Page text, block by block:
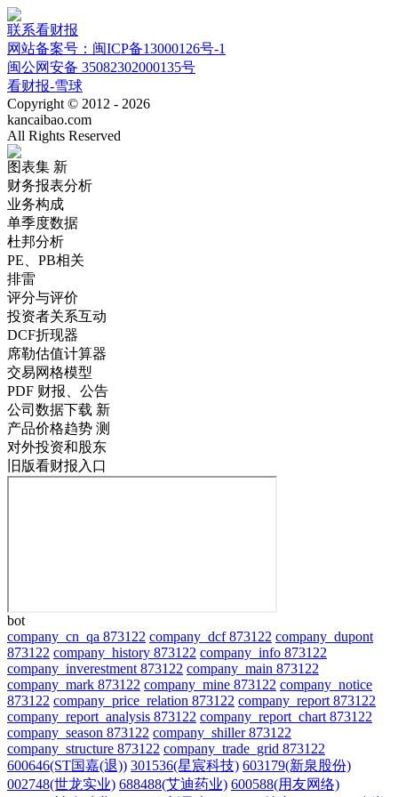
联系看财报
网站备案号：闽ICP备13000126号-1
闽公网安备 35082302000135号
看财报-雪球
Copyright © 2012 - 2026
kancaibao.com
All Rights Reserved
图表集 新
财务报表分析
业务构成
单季度数据
杜邦分析
PE、PB相关
排雷
评分与评价
投资者关系互动
DCF折现器
席勒估值计算器
交易网格模型
PDF 财报、公告
公司数据下载 新
产品价格趋势 测
对外投资和股东
旧版看财报入口
bot
company_cn_qa 873122 company_dcf 873122 company_dupont
873122 company_history 873122 company_info 873122
company_inverestment 873122 company_main 873122
company_mark 873122 company_mine 873122 company_notice
873122 company_price_relation 873122 company_report 873122
company_report_analysis 873122 company_report_chart 873122
company_season 873122 company_shiller 873122
company_structure 873122 company_trade_grid 873122
600646(ST国嘉(退)) 301536(星宸科技) 603179(新泉股份)
002748(世龙实业) 688488(艾迪药业) 600588(用友网络)